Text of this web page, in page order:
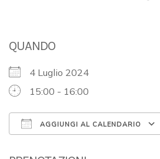
QUANDO
4 Luglio 2024
15:00 - 16:00
AGGIUNGI AL CALENDARIO